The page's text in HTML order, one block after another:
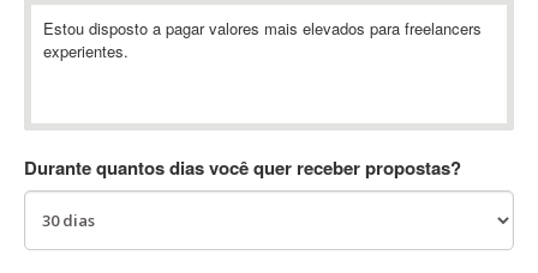
Ableton Push
Abstract
AC3
Estou disposto a pagar valores mais elevados para freelancers
experientes.
Durante quantos dias você quer receber propostas?